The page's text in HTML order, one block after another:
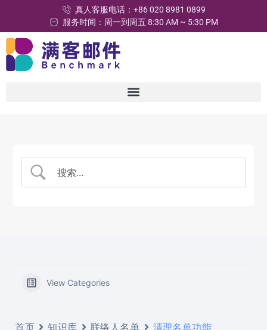
真人客服电话：+86 020 8981 0899
服务时间：周一到周五 8:30 AM ~ 5:30 PM
View Categories
首页 知识库 联络人名单 清理名单功能